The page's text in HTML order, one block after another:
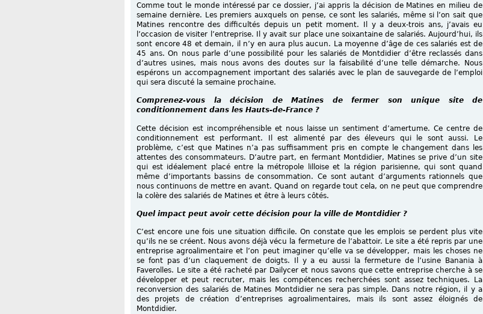
Comme tout le monde intéressé par ce dossier, j’ai appris la décision de Matines en milieu de
semaine dernière. Les premiers auxquels on pense, ce sont les salariés, même si l’on sait que
Matines rencontre des difficultés depuis un petit moment. Il y a deux-trois ans, j’avais eu
l’occasion de visiter l’entreprise. Il y avait sur place une soixantaine de salariés. Aujourd’hui, ils
sont encore 48 et demain, il n’y en aura plus aucun. La moyenne d’âge de ces salariés est de
45 ans. On nous parle d’une possibilité pour les salariés de Montdidier d’être reclassés dans
d’autres usines, mais nous avons des doutes sur la faisabilité d’une telle démarche. Nous
espérons un accompagnement important des salariés avec le plan de sauvegarde de l’emploi
qui sera discuté la semaine prochaine.
Comprenez-vous la décision de Matines de fermer son unique site de
conditionnement dans les Hauts-de-France ?
Cette décision est incompréhensible et nous laisse un sentiment d’amertume. Ce centre de
conditionnement est performant. Il est alimenté par des éleveurs qui le sont aussi. Le
problème, c’est que Matines n’a pas suffisamment pris en compte le changement dans les
attentes des consommateurs. D’autre part, en fermant Montdidier, Matines se prive d’un site
qui est idéalement placé entre la métropole lilloise et la région parisienne, qui sont quand
même d’importants bassins de consommation. Ce sont autant d’arguments rationnels que
nous continuons de mettre en avant. Quand on regarde tout cela, on ne peut que comprendre
la colère des salariés de Matines et être à leurs côtés.
Quel impact peut avoir cette décision pour la ville de Montdidier ?
C’est encore une fois une situation difficile. On constate que les emplois se perdent plus vite
qu’ils ne se créent. Nous avons déjà vécu la fermeture de l’abattoir. Le site a été repris par une
entreprise agroalimentaire et l’on peut imaginer qu’elle va se développer, mais les choses ne
se font pas d’un claquement de doigts. Il y a eu aussi la fermeture de l’usine Banania à
Faverolles. Le site a été racheté par Dailycer et nous savons que cette entreprise cherche à se
développer et peut recruter, mais les compétences recherchées sont assez techniques. La
reconversion des salariés de Matines Montdidier ne sera pas simple. Dans notre région, il y a
des projets de création d’entreprises agroalimentaires, mais ils sont assez éloignés de
Montdidier.